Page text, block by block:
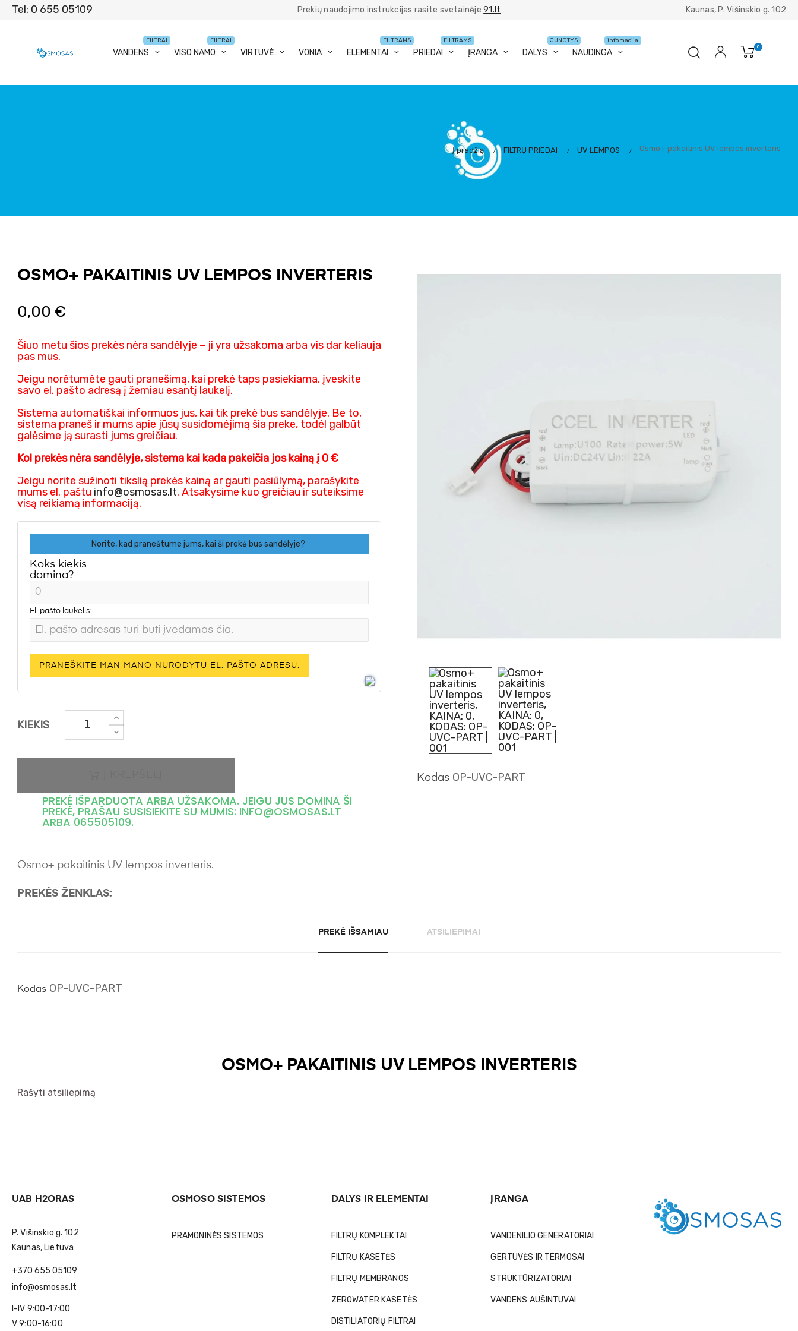
Tel: 0 655 05109 Prekių naudojimo instrukcijas rasite svetainėje91.lt Kaunas, P. Višinskio g. 102
VANDENS
FILTRAI
VISO NAMO
FILTRAI
VIRTUVĖ VONIA ELEMENTAI
FILTRAMS
PRIEDAI
FILTRAMS
ĮRANGA DALYS
JUNGTYS
NAUDINGA
infomacija
0
Į pradžią FILTRŲ PRIEDAI UV LEMPOS Osmo+ pakaitinis UV lempos inverteris
OSMO+ PAKAITINIS UV LEMPOS INVERTERIS
0,00 €
Šiuo metu šios prekės nėra sandėlyje – ji yra užsakoma arba vis dar keliauja
pas mus.
Jeigu norėtumėte gauti pranešimą, kai prekė taps pasiekiama, įveskite
savo el. pašto adresą į žemiau esantį laukelį.
Sistema automatiškai informuos jus, kai tik prekė bus sandėlyje. Be to,
sistema praneš ir mums apie jūsų susidomėjimą šia preke, todėl galbūt
galėsime ją surasti jums greičiau.
Kol prekės nėra sandėlyje, sistema kai kada pakeičia jos kainą į 0 €
Jeigu norite sužinoti tikslią prekės kainą ar gauti pasiūlymą, parašykite
mums el. paštu info@osmosas.lt. Atsakysime kuo greičiau ir suteiksime
visą reikiamą informaciją.
Norite, kad praneštume jums, kai ši prekė bus sandėlyje?
Koks kiekis
domina?
El. pašto laukelis:
PRANEŠKITE MAN MANO NURODYTU EL. PAŠTO ADRESU.
KIEKIS
PREKĖ IŠPARDUOTA ARBA UŽSAKOMA. JEIGU JUS DOMINA ŠI
PREKĖ, PRAŠAU SUSISIEKITE SU MUMIS: INFO@OSMOSAS.LT
ARBA 065505109.
Osmo+ pakaitinis UV lempos inverteris.
PREKĖS ŽENKLAS:
Kodas OP-UVC-PART
PREKĖ IŠSAMIAU ATSILIEPIMAI
Kodas OP-UVC-PART
OSMO+ PAKAITINIS UV LEMPOS INVERTERIS
Rašyti atsiliepimą
UAB H2ORAS
P. Višinskio g. 102
Kaunas, Lietuva
+370 655 05109
info@osmosas.lt
I-IV 9:00-17:00
V 9:00-16:00
OSMOSO SISTEMOS
PRAMONINĖS SISTEMOS
DALYS IR ELEMENTAI
FILTRŲ KOMPLEKTAI
FILTRŲ KASETĖS
FILTRŲ MEMBRANOS
ZEROWATER KASETĖS
DISTILIATORIŲ FILTRAI
ĮRANGA
VANDENILIO GENERATORIAI
GERTUVĖS IR TERMOSAI
STRUKTŪRIZATORIAI
VANDENS AUŠINTUVAI